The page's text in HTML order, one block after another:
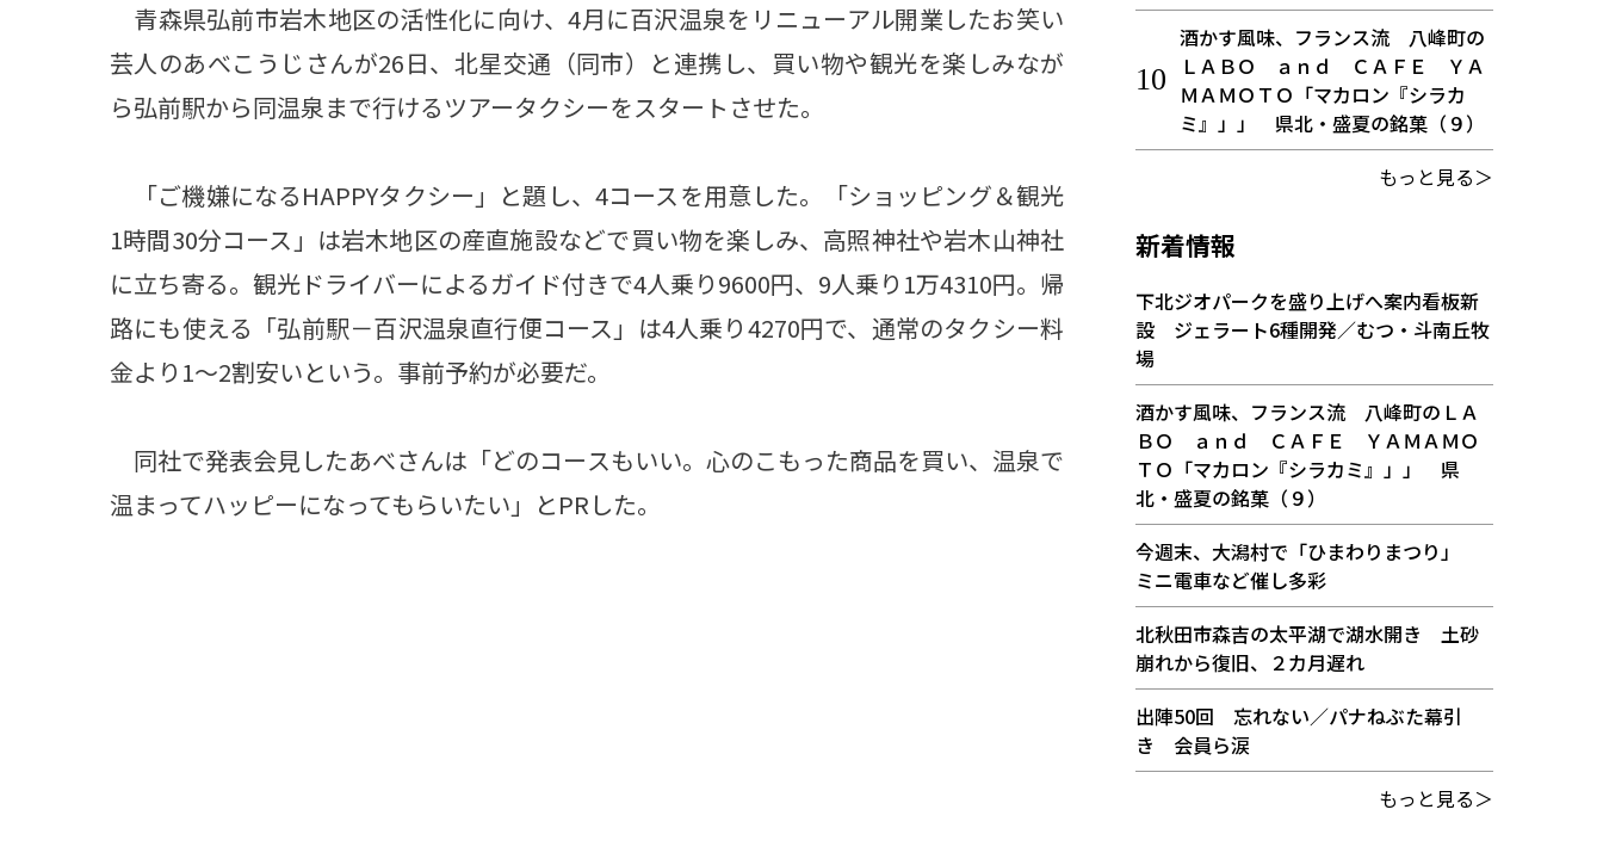
青森県弘前市岩木地区の活性化に向け、4月に百沢温泉をリニューアル開業したお笑い
芸人のあべこうじさんが26日、北星交通（同市）と連携し、買い物や観光を楽しみなが
ら弘前駅から同温泉まで行けるツアータクシーをスタートさせた。
「ご機嫌になるHAPPYタクシー」と題し、4コースを用意した。「ショッピング＆観光
1時間30分コース」は岩木地区の産直施設などで買い物を楽しみ、高照神社や岩木山神社
に立ち寄る。観光ドライバーによるガイド付きで4人乗り9600円、9人乗り1万4310円。帰
路にも使える「弘前駅－百沢温泉直行便コース」は4人乗り4270円で、通常のタクシー料
金より1～2割安いという。事前予約が必要だ。
同社で発表会見したあべさんは「どのコースもいい。心のこもった商品を買い、温泉で
温まってハッピーになってもらいたい」とPRした。
酒かす風味、フランス流 八峰町の
ＬＡＢＯ ａｎｄ ＣＡＦＥ ＹＡ
ＭＡＭＯＴＯ「マカロン『シラカ
ミ』」」 県北・盛夏の銘菓（９）
もっと見る＞
新着情報
下北ジオパークを盛り上げへ案内看板新
設 ジェラート6種開発／むつ・斗南丘牧
場
酒かす風味、フランス流 八峰町のＬＡ
ＢＯ ａｎｄ ＣＡＦＥ ＹＡＭＡＭＯ
ＴＯ「マカロン『シラカミ』」」 県
北・盛夏の銘菓（９）
今週末、大潟村で「ひまわりまつり」
ミニ電車など催し多彩
北秋田市森吉の太平湖で湖水開き 土砂
崩れから復旧、２カ月遅れ
出陣50回 忘れない／パナねぶた幕引
き 会員ら涙
もっと見る＞